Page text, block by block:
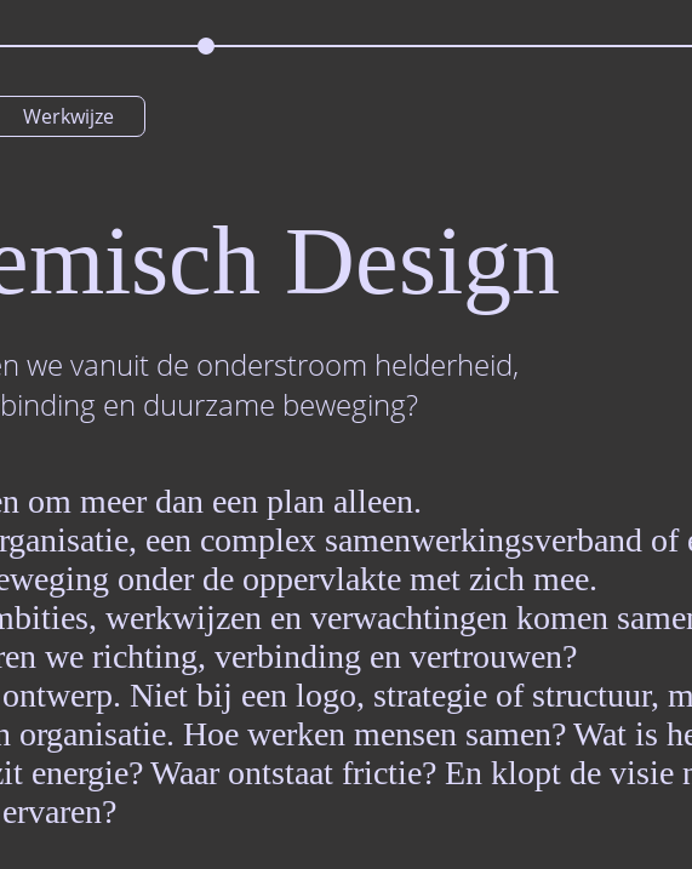
Werkwijze
Design
we vanuit de onderstroom helderheid,
en duurzame beweging?
om meer dan een plan alleen.
een complex samenwerkingsverband of
onder de oppervlakte met zich mee.
werkwijzen en verwachtingen komen
we richting, verbinding en vertrouwen?
Niet bij een logo, strategie of structuur,
Hoe werken mensen samen? Wat is
energie? Waar ontstaat frictie? En klopt de visie